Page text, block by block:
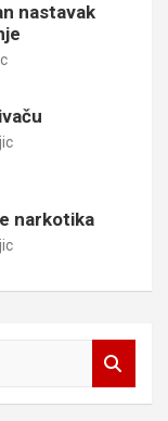
nastavak
narkotika